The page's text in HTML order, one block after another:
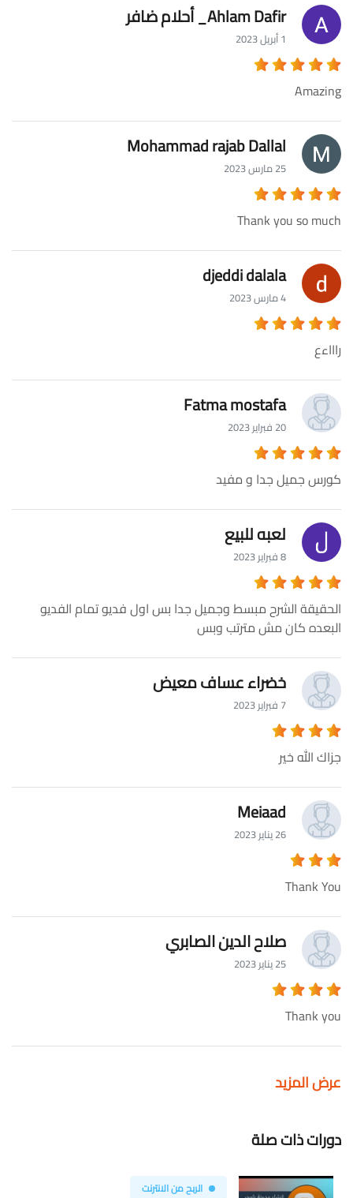
Ahlam Dafir_ أحلام ضافر
1 أبريل 2023
Amazing
Mohammad rajab Dallal
25 مارس 2023
Thank you so much
djeddi dalala
4 مارس 2023
راااءع
Fatma mostafa
20 فبراير 2023
كورس جميل جدا و مفيد
لعبه للبيع
8 فبراير 2023
الحقيقة الشرح مبسط وجميل جدا بس اول فديو تمام الفديو
البعده كان مش مترتب وبس
خضراء عساف معيض
7 فبراير 2023
جزاك الله خير
Meiaad
26 يناير 2023
Thank You
صلاح الدين الصابري
25 يناير 2023
Thank you
عرض المزيد
دورات ذات صلة
الربح من الانترنت